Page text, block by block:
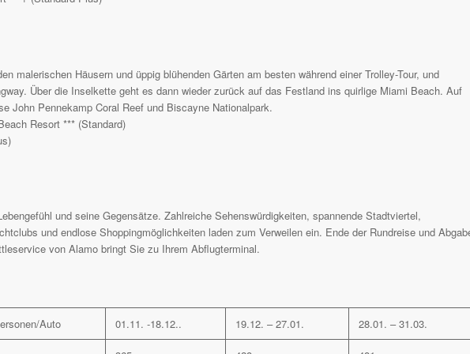
malerischen Häusern und üppig blühenden Gärten am besten während einer Trolley-Tour, und
Über die Inselkette geht es dann wieder zurück auf das Festland ins quirlige Miami Beach. Auf
John Pennekamp Coral Reef und Biscayne Nationalpark.
Resort *** (Standard)
und seine Gegensätze. Zahlreiche Sehenswürdigkeiten, spannende Stadtviertel,
und endlose Shoppingmöglichkeiten laden zum Verweilen ein. Ende der Rundreise und
von Alamo bringt Sie zu Ihrem Abflugterminal.
Auto 01.11. -18.12.. 19.12. – 27.01. 28.01. – 31.03.